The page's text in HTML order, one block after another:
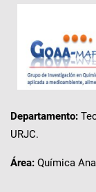
Departamento:
URJC.
Área: Química